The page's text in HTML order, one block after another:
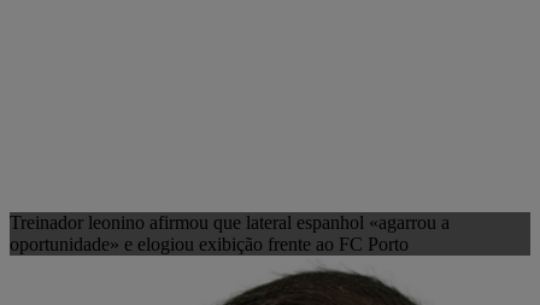
Treinador leonino afirmou que lateral espanhol «agarrou a
oportunidade» e elogiou exibição frente ao FC Porto